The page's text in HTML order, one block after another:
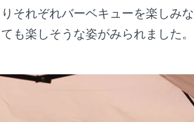
それぞれバーベキューを楽しみ
も楽しそうな姿がみられました。